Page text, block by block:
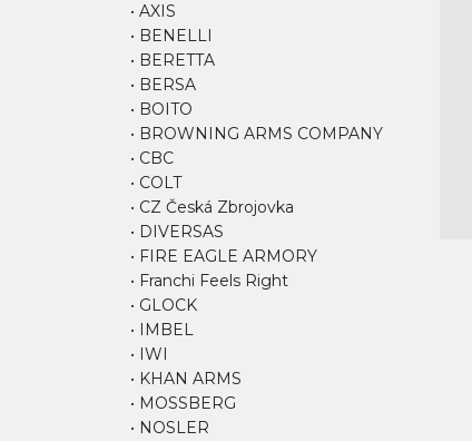
• AXIS
• BENELLI
• BERETTA
• BERSA
• BOITO
• BROWNING ARMS COMPANY
• CBC
• COLT
• CZ Česká Zbrojovka
• DIVERSAS
• FIRE EAGLE ARMORY
• Franchi Feels Right
• GLOCK
• IMBEL
• IWI
• KHAN ARMS
• MOSSBERG
• NOSLER